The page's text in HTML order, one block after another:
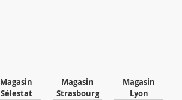
Magasin
Sélestat
Magasin
Strasbourg
Magasin
Lyon